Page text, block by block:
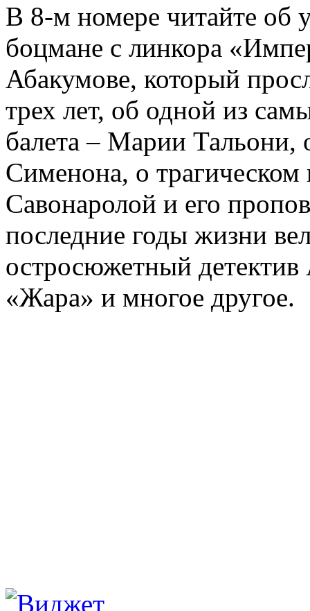
В 8-м номере читайте об
боцмане с линкора
Абакумове, который
трех лет, об одной из
балета – Марии
Сименона, о трагическом
Савонаролой и его
последние годы жизни
остросюжетный детектив
«Жара» и многое другое.